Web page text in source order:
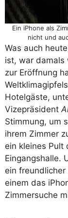
Ein iPhone als
nicht und
Was auch
ist, war damals
zur Eröffnung
Hotelgäste,
Vizepräsident
Stimmung, um
ihrem Zimmer
ein kleines Pult
Eingangshalle.
ein freundlicher
einem das
Zimmersuche